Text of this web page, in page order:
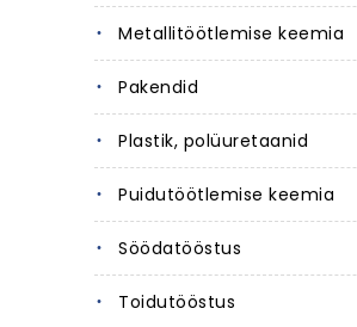
Metallitöötlemise keemia
Pakendid
Plastik, polüuretaanid
Puidutöötlemise keemia
Söödatööstus
Toidutööstus